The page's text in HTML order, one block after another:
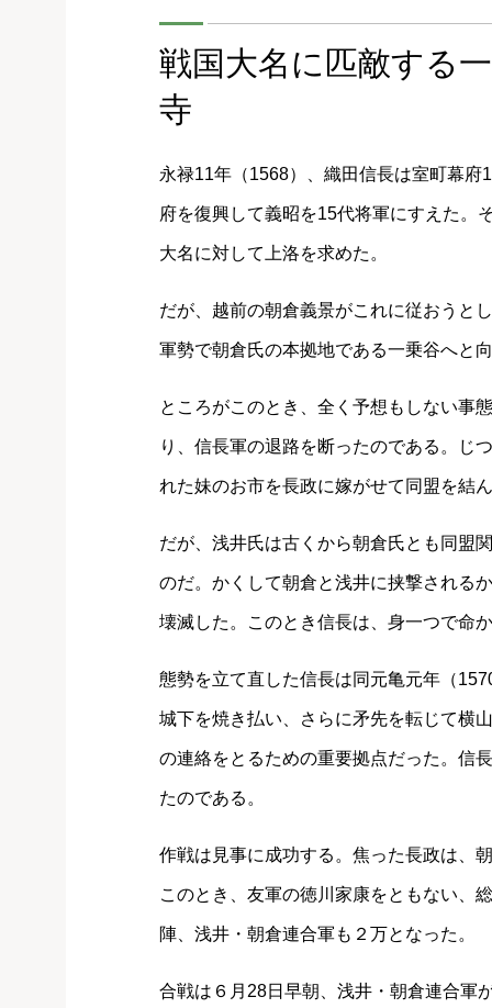
戦国大名に匹敵する
寺
永禄11年（1568）、織田信長は室町幕
府を復興して義昭を15代将軍にすえた。
大名に対して上洛を求めた。
だが、越前の朝倉義景がこれに従おうと
軍勢で朝倉氏の本拠地である一乗谷へと
ところがこのとき、全く予想もしない事
り、信長軍の退路を断ったのである。じ
れた妹のお市を長政に嫁がせて同盟を結
だが、浅井氏は古くから朝倉氏とも同盟
のだ。かくして朝倉と浅井に挟撃される
壊滅した。このとき信長は、身一つで命
態勢を立て直した信長は同元亀元年（
城下を焼き払い、さらに矛先を転じて横
の連絡をとるための重要拠点だった。信
たのである。
作戦は見事に成功する。焦った長政は、
このとき、友軍の徳川家康をともない、
陣、浅井・朝倉連合軍も２万となった。
合戦は６月28日早朝、浅井・朝倉連合軍